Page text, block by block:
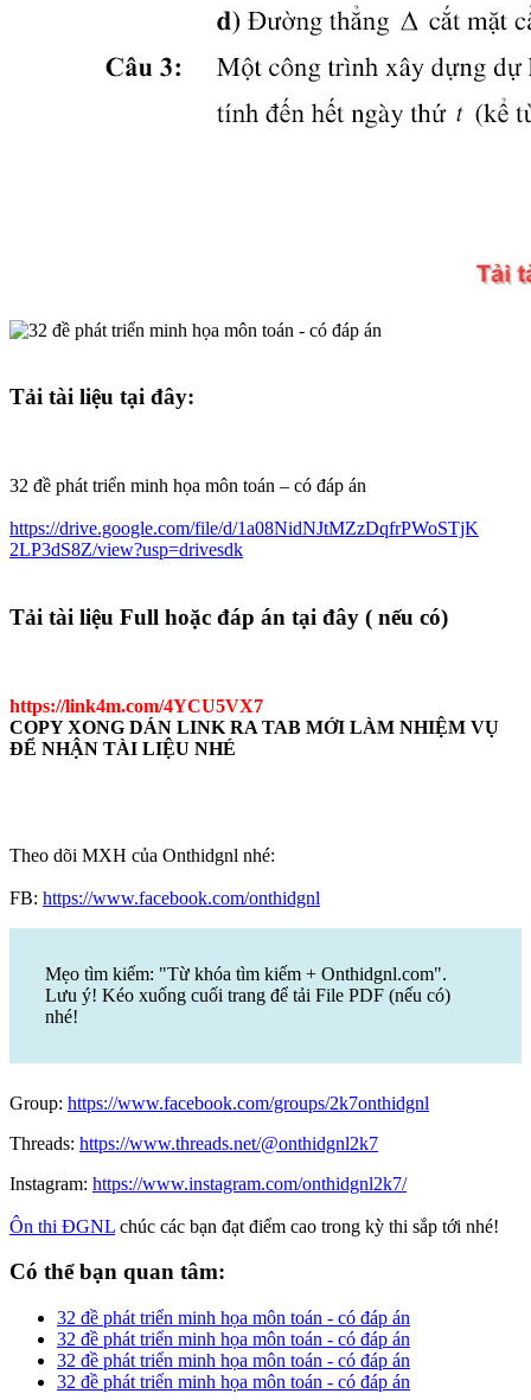
Tải tài liệu tại đây:
32 đề phát triển minh họa môn toán – có đáp án
https://drive.google.com/file/d/1a08NidNJtMZzDqfrPWoSTjK
2LP3dS8Z/view?usp=drivesdk
Tải tài liệu Full hoặc đáp án tại đây ( nếu có)
https://link4m.com/4YCU5VX7
COPY XONG DÁN LINK RA TAB MỚI LÀM NHIỆM VỤ
ĐỂ NHẬN TÀI LIỆU NHÉ
Theo dõi MXH của Onthidgnl nhé:
FB: https://www.facebook.com/onthidgnl
Mẹo tìm kiếm: "Từ khóa tìm kiếm + Onthidgnl.com".
Lưu ý! Kéo xuống cuối trang để tải File PDF (nếu có)
nhé!
Group: https://www.facebook.com/groups/2k7onthidgnl
Threads: https://www.threads.net/@onthidgnl2k7
Instagram: https://www.instagram.com/onthidgnl2k7/
Ôn thi ĐGNL chúc các bạn đạt điểm cao trong kỳ thi sắp tới nhé!
Có thể bạn quan tâm:
32 đề phát triển minh họa môn toán - có đáp án
32 đề phát triển minh họa môn toán - có đáp án
32 đề phát triển minh họa môn toán - có đáp án
32 đề phát triển minh họa môn toán - có đáp án